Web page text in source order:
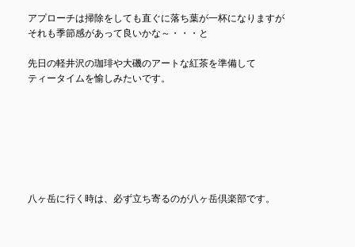
アプローチは掃除をしても直ぐに落ち葉が一杯になりますが
それも季節感があって良いかな～・・・と
先日の軽井沢の珈琲や大磯のアートな紅茶を準備して
ティータイムを愉しみたいです。
八ヶ岳に行く時は、必ず立ち寄るのが八ヶ岳倶楽部です。